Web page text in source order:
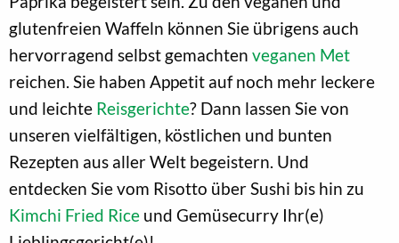
glutenfreien Waffeln können Sie übrigens auch
hervorragend selbst gemachten veganen Met
reichen. Sie haben Appetit auf noch mehr leckere
und leichte Reisgerichte? Dann lassen Sie von
unseren vielfältigen, köstlichen und bunten
Rezepten aus aller Welt begeistern. Und
entdecken Sie vom Risotto über Sushi bis hin zu
Kimchi Fried Rice und Gemüsecurry Ihr(e)